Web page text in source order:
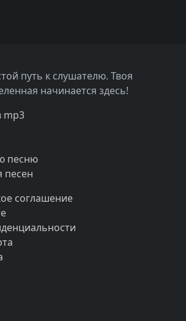
путь к слушателю. Твоя
начинается здесь!
mp3
песню
песен
соглашение